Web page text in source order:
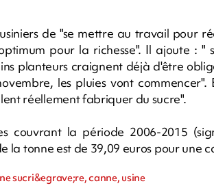
de "se mettre au travail pour
pour la richesse". Il ajoute : "
planteurs craignent déjà d'être
les pluies vont
réellement fabriquer du sucre".
couvrant la période 2006-2015
la tonne est de 39,09 euros pour une
sucri&egrave;re, canne, usine